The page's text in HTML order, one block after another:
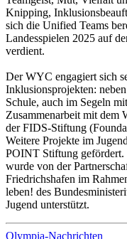
Knipping,
sich die Unified Teams
Landesspielen 2025 auf
verdient.
Der WYC engagiert sich
Inklusionsprojekten:
Schule, auch im Segeln
Zusammenarbeit mit dem
der FIDS-Stiftung
Weitere Projekte im
POINT Stiftung
wurde von der
Friedrichshafen im
leben! des
Jugend unterstützt.
Olympia-Nachrichten